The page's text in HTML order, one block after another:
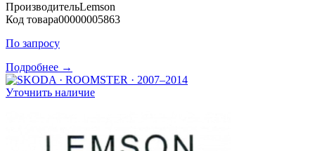
ПроизводительLemson
Код товара00000005863
По запросу
Подробнее →
Уточнить наличие